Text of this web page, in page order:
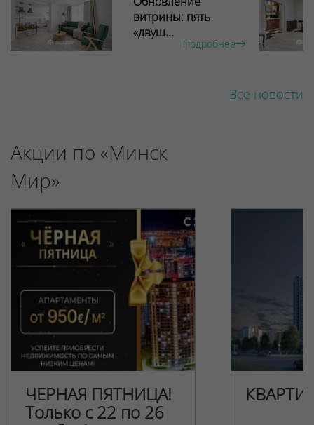
витрины: пять
«двуш...
Подробнее
Все новости
Акции по «Минск
Мир»
ЧЕРНАЯ ПЯТНИЦА!
Только с 22 по 26